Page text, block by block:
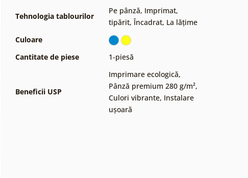
Tehnologia tablourilor
Pe pânză, Imprimat,
tipărit,Încadrat, La lățime
Culoare
Cantitate de piese
1-piesă
Beneficii USP
Imprimare ecologică,
Pânză premium 280 g/m²,
Culori vibrante, Instalare
ușoară